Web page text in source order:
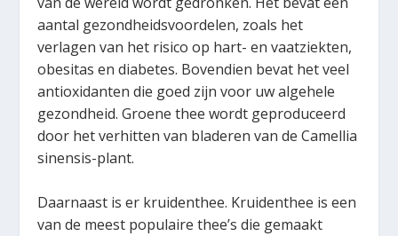
aantal gezondheidsvoordelen, zoals het
verlagen van het risico op hart- en vaatziekten,
obesitas en diabetes. Bovendien bevat het veel
antioxidanten die goed zijn voor uw algehele
gezondheid. Groene thee wordt geproduceerd
door het verhitten van bladeren van de Camellia
sinensis-plant.
Daarnaast is er kruidenthee. Kruidenthee is een
van de meest populaire thee’s die gemaakt